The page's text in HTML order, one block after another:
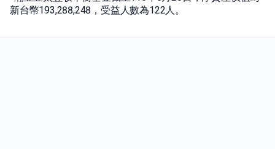
新台幣193,288,248，受益人數為122人。